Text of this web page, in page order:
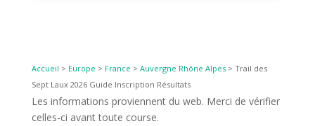
Accueil > Europe > France > Auvergne Rhône Alpes> Trail des
Sept Laux 2026 Guide Inscription Résultats
Les informations proviennent du web. Merci de vérifier
celles-ci avant toute course.